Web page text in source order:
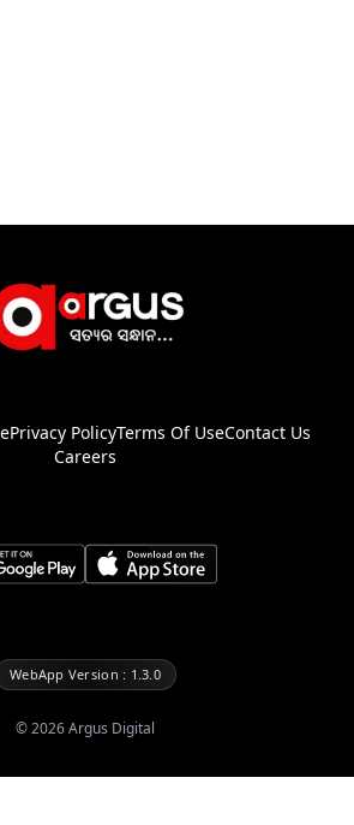
Privacy PolicyTerms Of UseContact Us
Careers
WebApp Version : 1.3.0
©2026Argus Digital